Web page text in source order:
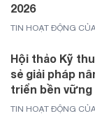
2026
TIN HOẠT ĐỘNG
Hội thảo Kỹ
sẻ giải pháp
triển bền
TIN HOẠT ĐỘNG